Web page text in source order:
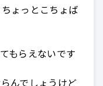
ょっとこちょば
もらえないです
んでしょうけど